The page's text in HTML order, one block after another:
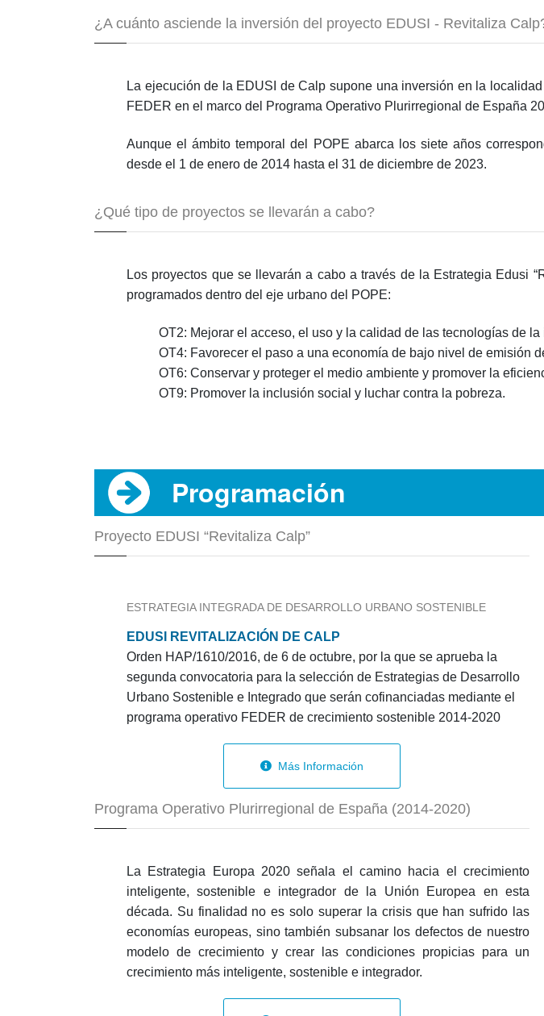
¿A cuánto asciende la inversión del proyecto EDUSI - Revitaliza
La ejecución de la EDUSI de Calp supone una inversión en la
FEDER en el marco del Programa Operativo Plurirregional de España
Aunque el ámbito temporal del POPE abarca los siete años
desde el 1 de enero de 2014 hasta el 31 de diciembre de 2023.
¿Qué tipo de proyectos se llevarán a cabo?
Los proyectos que se llevarán a cabo a través de la Estrategia Edusi
programados dentro del eje urbano del POPE:
OT2: Mejorar el acceso, el uso y la calidad de las tecnologías de
OT4: Favorecer el paso a una economía de bajo nivel de emisión
OT6: Conservar y proteger el medio ambiente y promover la
OT9: Promover la inclusión social y luchar contra la pobreza.
Programación
Proyecto EDUSI “Revitaliza Calp”
ESTRATEGIA INTEGRADA DE DESARROLLO URBANO SOSTENIBLE
EDUSI REVITALIZACIÓN DE CALP
Orden HAP/1610/2016, de 6 de octubre, por la que se aprueba la
segunda convocatoria para la selección de Estrategias de Desarrollo
Urbano Sostenible e Integrado que serán cofinanciadas mediante el
programa operativo FEDER de crecimiento sostenible 2014-2020
Más Información
Programa Operativo Plurirregional de España (2014-2020)
La Estrategia Europa 2020 señala el camino hacia el crecimiento
inteligente, sostenible e integrador de la Unión Europea en esta
década. Su finalidad no es solo superar la crisis que han sufrido las
economías europeas, sino también subsanar los defectos de nuestro
modelo de crecimiento y crear las condiciones propicias para un
crecimiento más inteligente, sostenible e integrador.